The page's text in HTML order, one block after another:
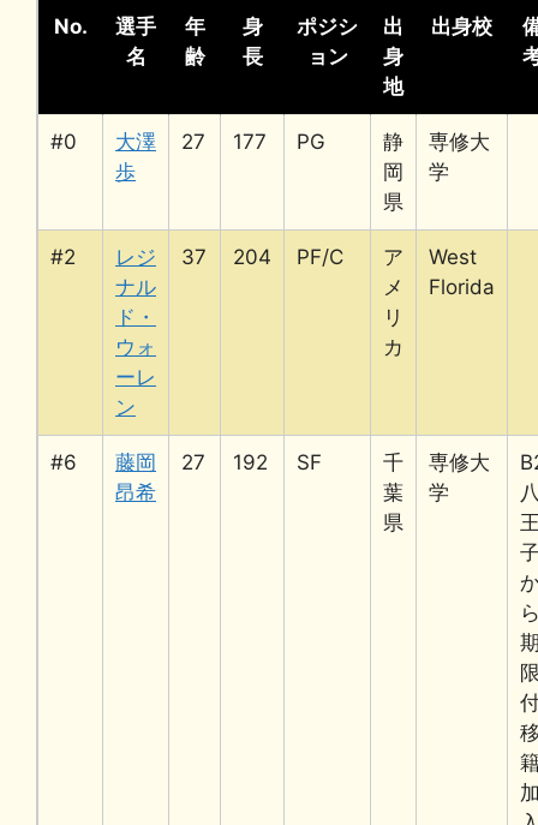
No.
選手
名
年
齢
身
長
ポジシ
ョン
出
身
地
出身校
#0
大澤
歩
27 177 PG
静
岡
県
専修大
学
#2
レジ
ナル
ド・
ウォ
ーレ
ン
37 204 PF/C
ア
メ
リ
カ
West
Florida
#6
藤岡
昂希
27 192 SF
千
葉
県
専修大
学